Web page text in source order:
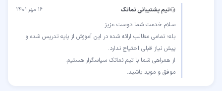
تیم پشتیبانی نماتک ۱۶ مهر ۱۴۰۱
بله؛ تمامی مطالب ارائه شده در این آموزش از پایه تدریس شده و
موفق و موید باشید.